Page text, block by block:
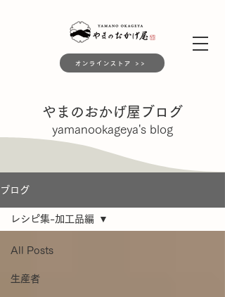
オンラインストア >>
​やまのおかげ屋ブログ
yamanookageya's blog
ブログ
All Posts
生産者
レシピ集-加工品編